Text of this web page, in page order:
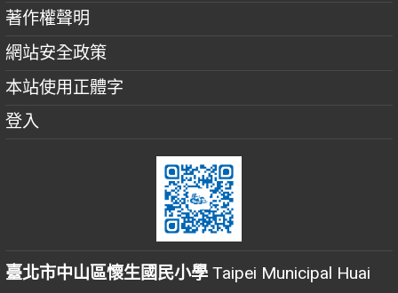
著作權聲明
網站安全政策
本站使用正體字
登入
臺北市中山區懷生國民小學 Taipei Municipal Huai